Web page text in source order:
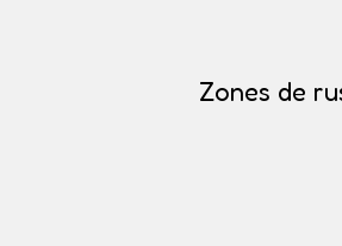
Zones de